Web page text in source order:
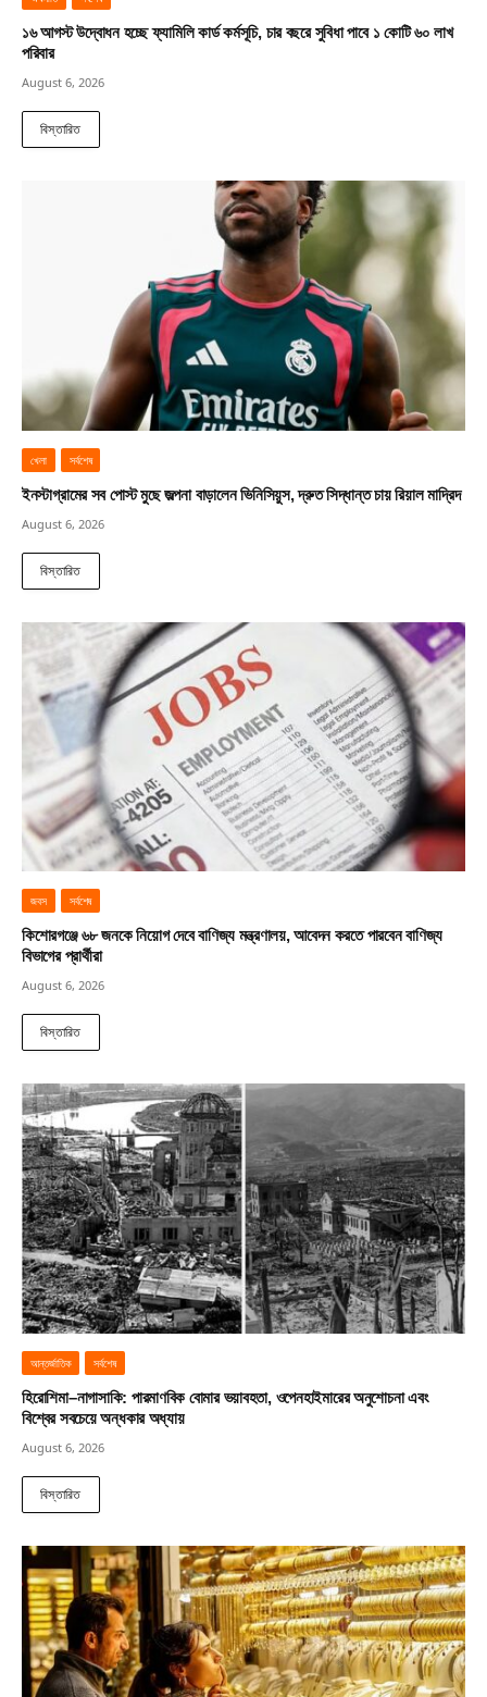
১৬ আগস্ট উদ্বোধন হচ্ছে ফ্যামিলি কার্ড কর্মসূচি, চার বছরে সুবিধা পাবে ১ কোটি ৬০ লাখ
পরিবার
August 6, 2026
বিস্তারিত
খেলা সর্বশেষ
ইনস্টাগ্রামের সব পোস্ট মুছে জল্পনা বাড়ালেন ভিনিসিয়ুস, দ্রুত সিদ্ধান্ত চায় রিয়াল মাদ্রিদ
August 6, 2026
বিস্তারিত
জবস সর্বশেষ
কিশোরগঞ্জে ৬৮ জনকে নিয়োগ দেবে বাণিজ্য মন্ত্রণালয়, আবেদন করতে পারবেন বাণিজ্য
বিভাগের প্রার্থীরা
August 6, 2026
বিস্তারিত
আন্তর্জাতিক সর্বশেষ
হিরোশিমা–নাগাসাকি: পারমাণবিক বোমার ভয়াবহতা, ওপেনহাইমারের অনুশোচনা এবং
বিশ্বের সবচেয়ে অন্ধকার অধ্যায়
August 6, 2026
বিস্তারিত